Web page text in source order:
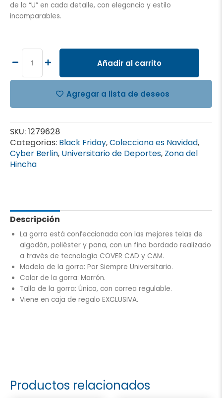
de la “U” en cada detalle, con elegancia y estilo
incomparables.
UNIVERSITARIO
DE
EL
Añadir al carrito
Agregar a lista de deseos
SKU:1279628
Categorias: Black Friday,Colecciona es Navidad,
Cyber Berlin, Universitario de Deportes, Zona del
Hincha
Descripción
La gorra está confeccionada con las mejores telas de
algodón, poliéster y pana, con un fino bordado realizado
a través de tecnología COVER CAD y CAM.
Modelo de la gorra: Por Siempre Universitario.
Color de la gorra: Marrón.
Talla de la gorra: Única, con correa regulable.
Viene en caja de regalo EXCLUSIVA.
Productos relacionados